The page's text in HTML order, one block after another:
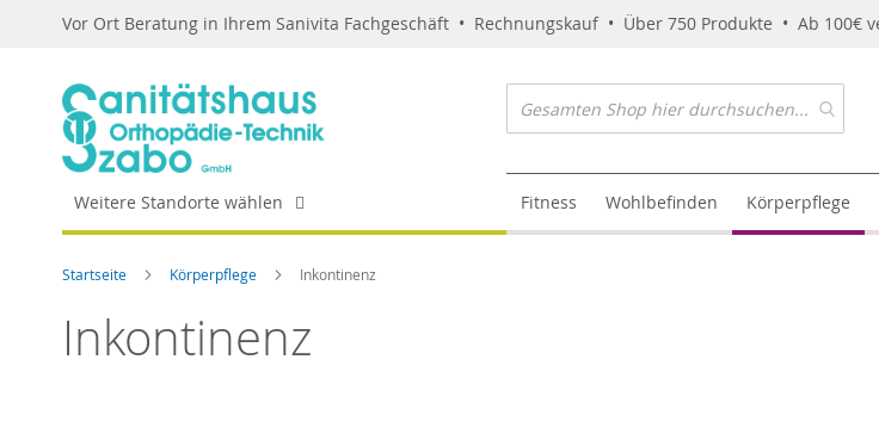
Vor Ort Beratung in Ihrem Sanivita Fachgeschäft • Rechnungskauf • Über 750 Produkte • Ab 100€
Weitere Standorte wählen Fitness Wohlbefinden Körperpflege
Startseite Körperpflege Inkontinenz
Inkontinenz